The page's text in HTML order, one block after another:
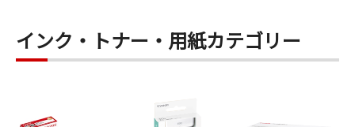
インク・トナー・用紙カテゴリー